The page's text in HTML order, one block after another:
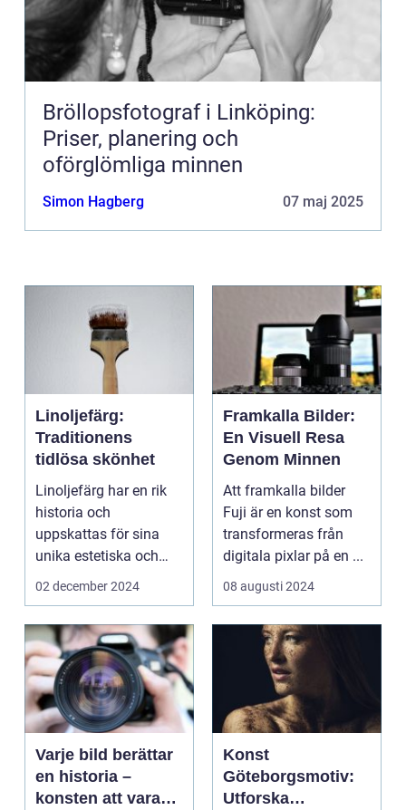
Bröllopsfotograf i Linköping:
Priser, planering och
oförglömliga minnen
Simon Hagberg 07 maj 2025
Linoljefärg:
Traditionens
tidlösa skönhet
Linoljefärg har en rik
historia och
uppskattas för sina
unika estetiska och
funktionella e...
02 december 2024
Framkalla Bilder:
En Visuell Resa
Genom Minnen
Att framkalla bilder
Fuji är en konst som
transformeras från
digitala pixlar på en ...
08 augusti 2024
Varje bild berättar
en historia –
konsten att vara
Konst
Göteborgsmotiv:
Utforska